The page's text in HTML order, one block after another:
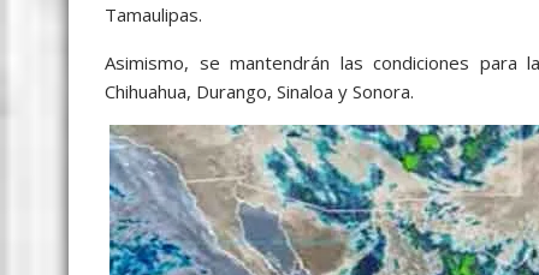
Tamaulipas.
Asimismo, se mantendrán las condiciones
Chihuahua, Durango, Sinaloa y Sonora.